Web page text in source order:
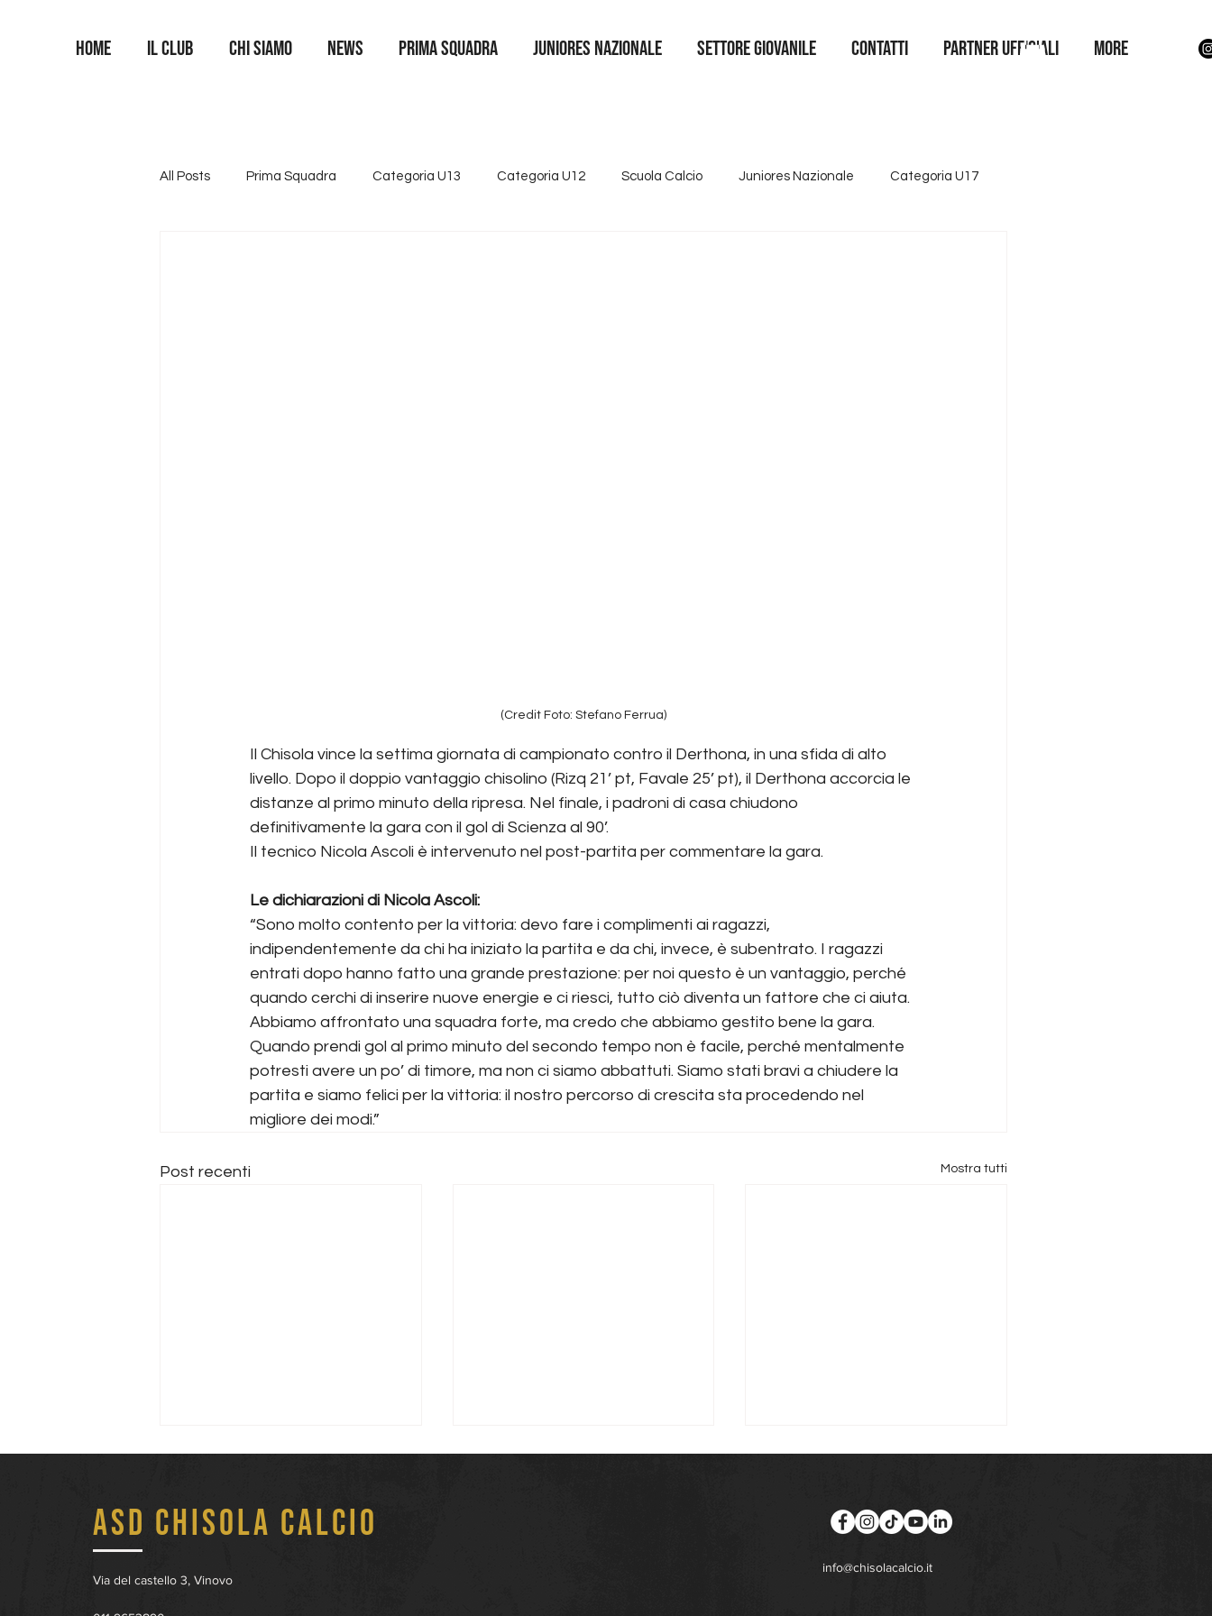
Home Il Club Chi siamo News Prima squadra juniores nazionale SETTORE GIOVANILE Contatti Partner Ufficiali More
All Posts Prima Squadra Categoria U13 Categoria U12 Scuola Calcio Juniores Nazionale Categoria U17
(Credit Foto: Stefano Ferrua)
Il Chisola vince la settima giornata di campionato contro il Derthona, in una sfida di alto
livello. Dopo il doppio vantaggio chisolino (Rizq 21’ pt, Favale 25’ pt), il Derthona accorcia le
distanze al primo minuto della ripresa. Nel finale, i padroni di casa chiudono
definitivamente la gara con il gol di Scienza al 90’.
Il tecnico Nicola Ascoli è intervenuto nel post-partita per commentare la gara.
Le dichiarazioni di Nicola Ascoli:
“Sono molto contento per la vittoria: devo fare i complimenti ai ragazzi,
indipendentemente da chi ha iniziato la partita e da chi, invece, è subentrato. I ragazzi
entrati dopo hanno fatto una grande prestazione: per noi questo è un vantaggio, perché
quando cerchi di inserire nuove energie e ci riesci, tutto ciò diventa un fattore che ci aiuta.
Abbiamo affrontato una squadra forte, ma credo che abbiamo gestito bene la gara.
Quando prendi gol al primo minuto del secondo tempo non è facile, perché mentalmente
potresti avere un po’ di timore, ma non ci siamo abbattuti. Siamo stati bravi a chiudere la
partita e siamo felici per la vittoria: il nostro percorso di crescita sta procedendo nel
migliore dei modi.”
Post recenti Mostra tutti
ASD Chisola Calcio
Via del castello 3, Vinovo
info@chisolacalcio.it